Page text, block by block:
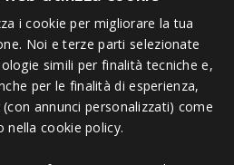
Accettati
i cookie per migliorare la tua
Noi e terze parti selezionate
simili per finalità tecniche e,
per le finalità di esperienza,
annunci personalizzati) come
nella cookie policy.